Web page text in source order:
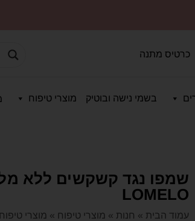
כרטיס מתנה
בשמי נישה ובוטיק מוצרי טיפוח
LOMELO
עמוד הבית » חנות » מוצרי טיפוח » מוצרי